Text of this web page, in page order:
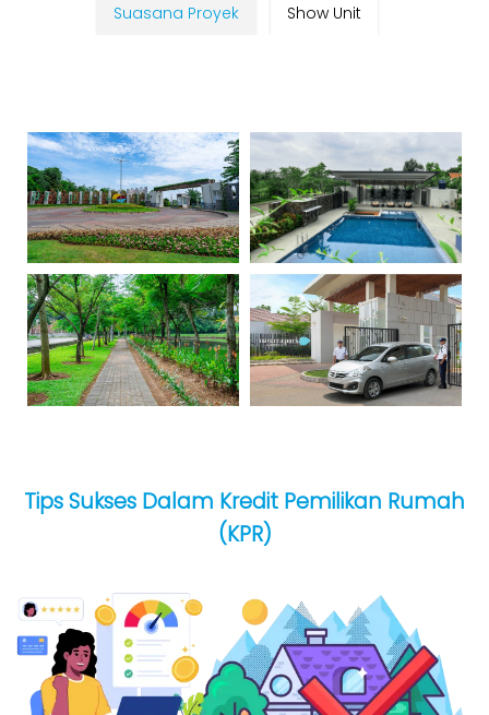
Suasana Proyek Show Unit
Tips Sukses Dalam Kredit Pemilikan Rumah
(KPR)